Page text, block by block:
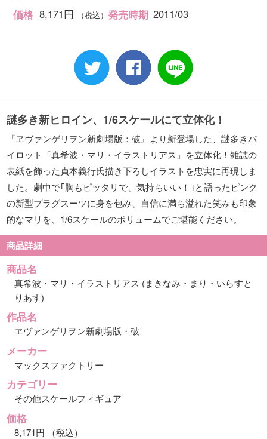
価格 8,171円 （税込） 発売時期 2011/03
謎多き新ヒロイン、1/6スケールにて立体化！
『ヱヴァンゲリヲン新劇場版：破』より新登場した、謎多きパ
イロット「真希波・マリ・イラストリアス」を立体化！雑誌の
表紙を飾った貞本義行氏描き下ろしイラストを忠実に再現しま
した。劇中で｢胸もピッタリで、気持ちいい！｣と語ったピンク
の新型プラグスーツに身を包み、自信に満ち溢れた笑みも印象
的なマリを、1/6スケールのボリュームでご堪能ください。
商品詳細
商品名
真希波・マリ・イラストリアス (まきなみ・まり・いらすと
りあす)
作品名
ヱヴァンゲリヲン新劇場版・破
メーカー
マックスファクトリー
カテゴリー
その他スケールフィギュア
価格
8,171円 （税込）